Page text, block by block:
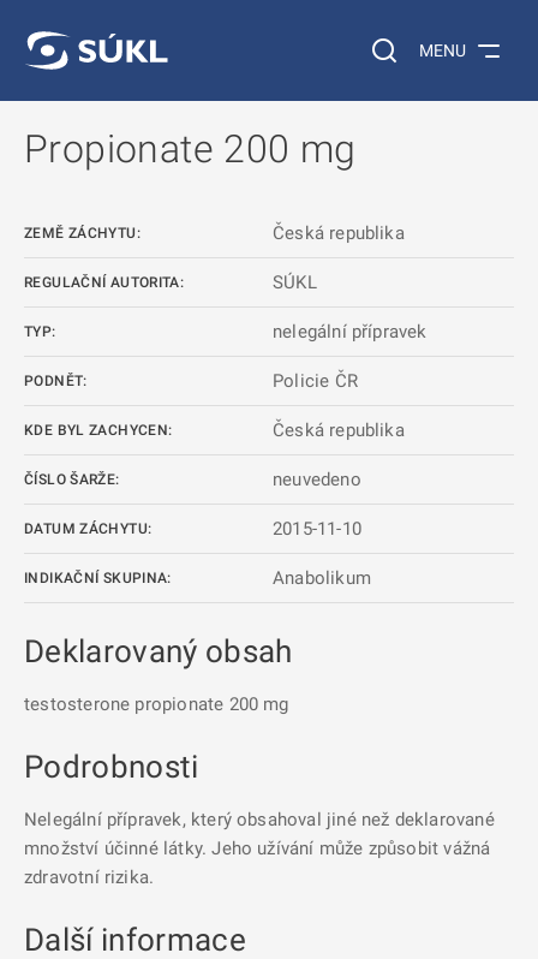
Vyhledávání na
MENU
Propionate 200 mg
ZEMĚ ZÁCHYTU: Česká republika
REGULAČNÍ AUTORITA: SÚKL
TYP: nelegální přípravek
PODNĚT: Policie ČR
KDE BYL ZACHYCEN: Česká republika
ČÍSLO ŠARŽE: neuvedeno
DATUM ZÁCHYTU: 2015-11-10
INDIKAČNÍ SKUPINA: Anabolikum
Deklarovaný obsah
testosterone propionate 200 mg
Podrobnosti
Nelegální přípravek, který obsahoval jiné než deklarované
množství účinné látky. Jeho užívání může způsobit vážná
zdravotní rizika.
Další informace